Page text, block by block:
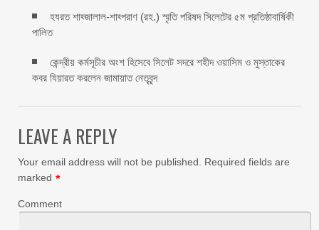
হযরত শাহ্জালাল-শাহ্পরাণ (রহ.) স্মৃতি পরিষদ সিলেটের ৫ম প্রতিষ্ঠাবার্ষিকী
পালিত ‎​
কেন্দ্রীয় কর্মসূচীর অংশ হিসেবে সিলেট সদরে শহীদ ওয়াসিম ও মুস্তাকের
কবর যিয়ারত করলেন জামায়াত নেতৃবৃন্দ ‎
LEAVE A REPLY
Your email address will not be published.
Required fields are
marked *
Comment